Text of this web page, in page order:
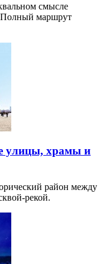
смысле
Полный маршрут
улицы, храмы и
район между
рекой.